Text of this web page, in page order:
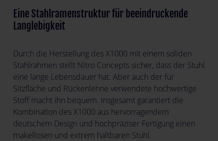
Eine Stahlramenstruktur für beeindruckende
Langlebigkeit
Durch die Herstellung des X1000 mit einem soliden
Stahlrahmen stellt Nitro Concepts sicher, dass der Stuhl
eine lange Lebensdauer hat. Aber auch der für
Sitzfläche und Rückenlehne verwendete hochwertige
Stoff macht ihn bequem. Insgesamt garantiert die
Kombination des X1000 aus hervorragendem
deutschem Design und hochpräziser Fertigung einen
makellosen und extrem haltbaren Stuhl.